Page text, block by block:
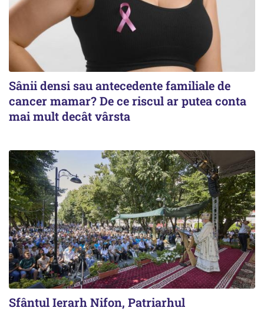
Sânii densi sau antecedente familiale de
cancer mamar? De ce riscul ar putea conta
mai mult decât vârsta
Sfântul Ierarh Nifon, Patriarhul